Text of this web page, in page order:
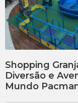
Shopping
Diversão e
Mundo